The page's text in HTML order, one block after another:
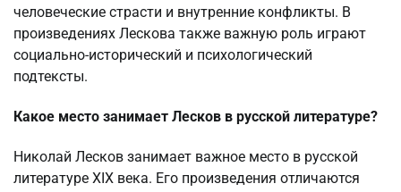
человеческие страсти и внутренние конфликты. В
произведениях Лескова также важную роль играют
социально-исторический и психологический
подтексты.
Какое место занимает Лесков в русской литературе?
Николай Лесков занимает важное место в русской
литературе XIX века. Его произведения отличаются